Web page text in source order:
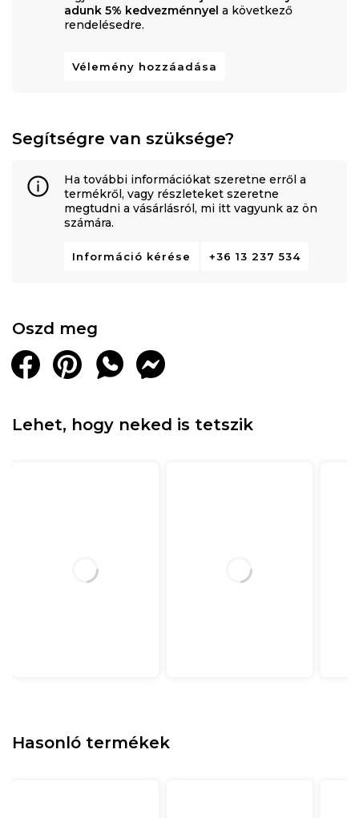
adunk 5% kedvezménnyel a következő
rendelésedre.
Vélemény hozzáadása
Segítségre van szüksége?
Ha további információkat szeretne erről a
termékről, vagy részleteket szeretne
megtudni a vásárlásról, mi itt vagyunk az ön
számára.
Információ kérése +36 13 237 534
Oszd meg
Lehet, hogy neked is tetszik
Hasonló termékek